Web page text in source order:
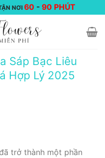
NƠI60 -90 PHÚT
Sáp Bạc Liêu
Hợp Lý 2025
trở thành một phần